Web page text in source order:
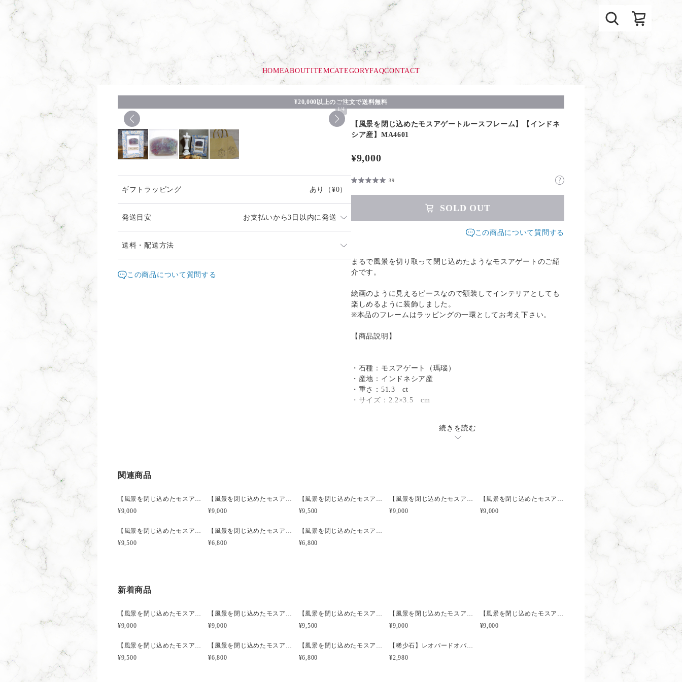
HOMEABOUTITEMCATEGORYFAQCONTACT
¥20,000以上のご注文で送料無料
1/4
ギフトラッピング あり （¥0）
発送目安 お支払いから3日以内に発送
発送は通常2、3日以内に対応させて頂いております。
イベント等で不在時はベストエフォートでの対応になります
送料・配送方法
この商品について質問する
【風景を閉じ込めたモスアゲートルースフレーム】【インドネ
シア産】MA4601
¥9,000
39
SOLD OUT
この商品について質問する
まるで風景を切り取って閉じ込めたようなモスアゲートのご紹
介です。
絵画のように見えるピースなので額装してインテリアとしても
楽しめるように装飾しました。
※本品のフレームはラッピングの一環としてお考え下さい。
【商品説明】
・石種：モスアゲート（瑪瑙）
・産地：インドネシア産
・重さ：51.3 ct
・サイズ：2.2×3.5 cm
・ご希望、ご質問がある場合は『ご購入前に』お問い合わせを
続きを読む
関連商品
【風景を閉じ込めたモスアゲートルースフレーム】【インドネシア産】MA3201
¥9,000
【風景を閉じ込めたモスアゲートルースフレーム】【インドネシア産】MA4103
¥9,000
【風景を閉じ込めたモスアゲートルースフレーム】【インドネシア産】MA4603
¥9,500
【風景を閉じ込めたモスアゲートルースフレーム】【インドネシア産】MA4604
¥9,000
【風景を閉じ込めたモスアゲートルースフレーム】【インドネシア産】MA4606
¥9,000
【風景を閉じ込めたモスアゲートルースフレーム】【インドネシア産】MA5002
¥9,500
【風景を閉じ込めたモスアゲートルースフレーム】【インドネシア産】MA1601
¥6,800
【風景を閉じ込めたモスアゲートルースフレーム】【インドネシア産】MA1602
¥6,800
新着商品
【風景を閉じ込めたモスアゲートルースフレーム】【インドネシア産】MA3201
¥9,000
【風景を閉じ込めたモスアゲートルースフレーム】【インドネシア産】MA4103
¥9,000
【風景を閉じ込めたモスアゲートルースフレーム】【インドネシア産】MA4603
¥9,500
【風景を閉じ込めたモスアゲートルースフレーム】【インドネシア産】MA4604
¥9,000
【風景を閉じ込めたモスアゲートルースフレーム】【インドネシア産】MA4606
¥9,000
【風景を閉じ込めたモスアゲートルースフレーム】【インドネシア産】MA5002
¥9,500
【風景を閉じ込めたモスアゲートルースフレーム】【インドネシア産】MA1601
¥6,800
【風景を閉じ込めたモスアゲートルースフレーム】【インドネシア産】MA1602
¥6,800
【稀少石】レオパードオパール（ミニボトル）
¥2,980